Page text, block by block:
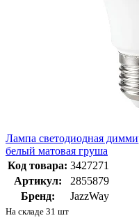
Лампа светодиодная
белый матовая груша
Код товара: 3427271
Артикул:
2855879
Бренд:
JazzWay
На складе 31 шт